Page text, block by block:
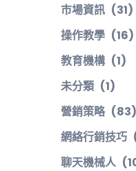
市場資訊 (31)
操作教學 (16)
教育機構 (1)
未分類 (1)
營銷策略 (83)
網絡行銷技巧
聊天機械人